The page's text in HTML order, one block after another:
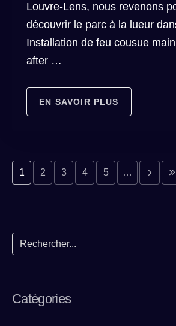
Louvre-Lens, nous revenons
découvrir le parc à la lueur
Installation de feu cousue
after …
EN SAVOIR PLUS
1 2 3 4 5 …
Page
Catégories